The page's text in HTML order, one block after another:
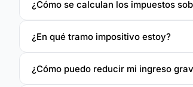
¿Cómo se calculan los impuestos
¿En qué tramo impositivo estoy?
¿Cómo puedo reducir mi ingreso